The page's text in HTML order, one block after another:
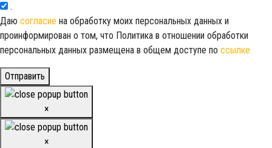
.
Даю согласие на обработку моих персональных данных и
проинформирован о том, что Политика в отношении обработки
персональных данных размещена в общем доступе по ссылке
Отправить
×
×